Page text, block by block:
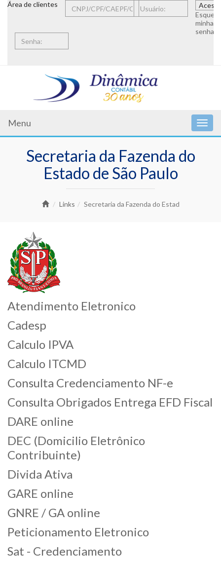
Área de clientes
Esqueci
minha
senha
Menu
Secretaria da Fazenda do
Estado de São Paulo
Links Secretaria da Fazenda do Estad
Atendimento Eletronico
Cadesp
Calculo IPVA
Calculo ITCMD
Consulta Credenciamento NF-e
Consulta Obrigados Entrega EFD Fiscal
DARE online
DEC (Domicilio Eletrônico
Contribuinte)
Divida Ativa
GARE online
GNRE / GA online
Peticionamento Eletronico
Sat - Credenciamento